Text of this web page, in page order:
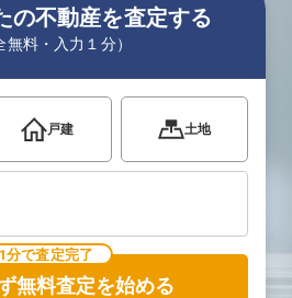
の不動産を査定する
無料・入力１分）
戸建 土地
1分で査定完了
無料査定を始める